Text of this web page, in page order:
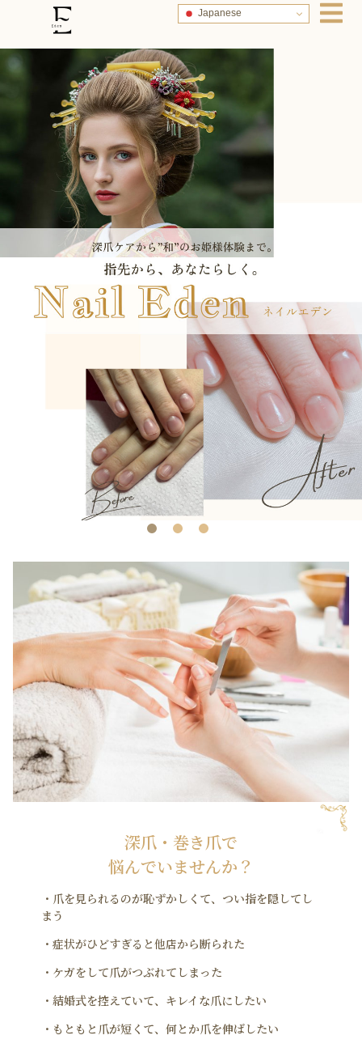
Japanese
深爪・巻き爪で
悩んでいませんか？
・爪を見られるのが恥ずかしくて、つい指を隠してし
まう
・症状がひどすぎると他店から断られた
・ケガをして爪がつぶれてしまった
・結婚式を控えていて、キレイな爪にしたい
・もともと爪が短くて、何とか爪を伸ばしたい